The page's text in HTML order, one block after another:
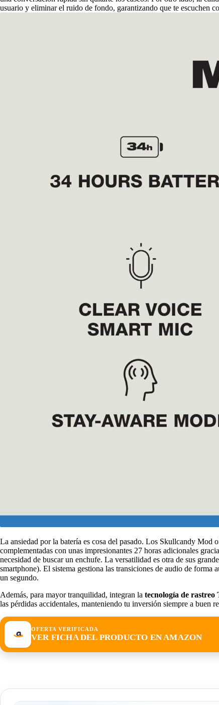
usuario y eliminar el ruido de fondo, garantizando que te escuchen
La ansiedad por la batería es cosa del pasado. Los Skullcandy Mod
complementadas con unas impresionantes 27 horas adicionales
necesidad de buscar un enchufe. La versatilidad es otra de sus
smartphone). El sistema gestiona las transiciones de audio de
un segundo.
Además, para mayor tranquilidad, integran la tecnología de rastreo
las pérdidas accidentales, manteniendo tu inversión siempre a buen
OFERTA VERIFICADA
VER FICHA DEL PRODUCTO EN AMAZON